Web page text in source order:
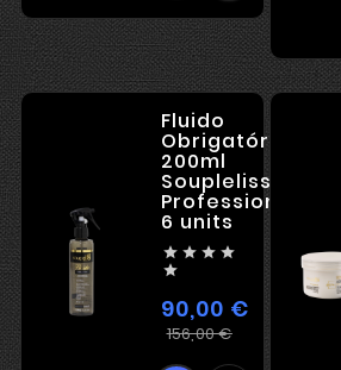
Fluido
Obrigatório
200ml
Soupleliss
Professional
6 units
   

90,00 €
156,00 €